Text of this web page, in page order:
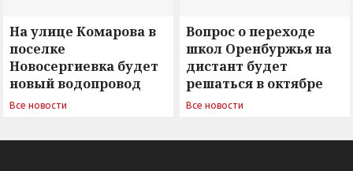
На улице Комарова в
поселке
Новосергиевка будет
новый водопровод
Все новости
Вопрос о переходе
школ Оренбуржья на
дистант будет
решаться в октябре
Все новости